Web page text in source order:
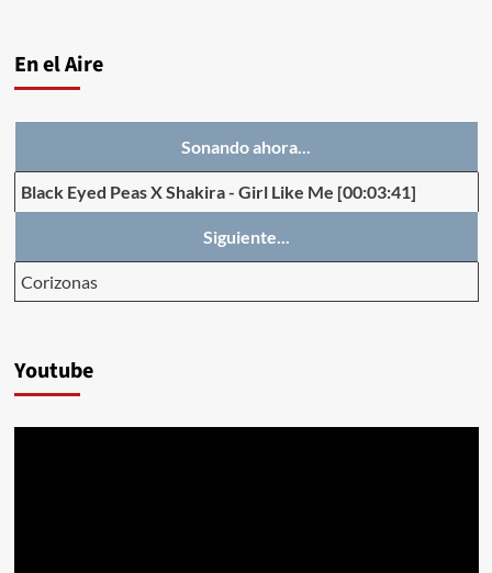
En el Aire
Sonando ahora...
Black Eyed Peas X Shakira- Girl Like Me [00:03:41]
Siguiente...
Corizonas
Youtube